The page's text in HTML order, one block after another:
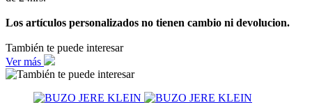
Los artículos personalizados no tienen cambio ni devolucion.
También te puede interesar
Ver más